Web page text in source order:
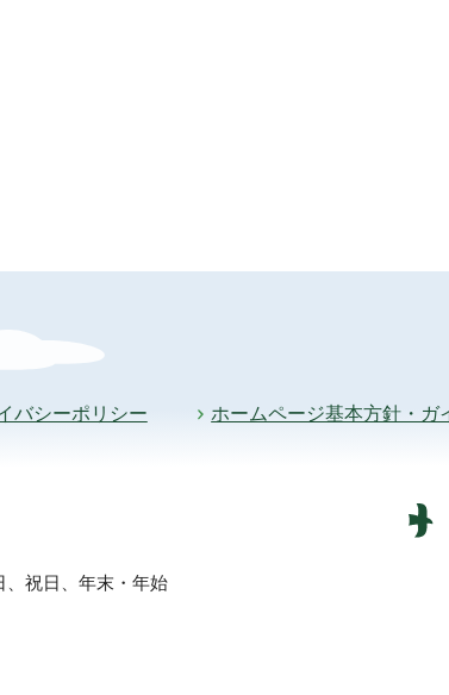
バシーポリシー ホームページ基本方針・ガ
祝日、年末・年始